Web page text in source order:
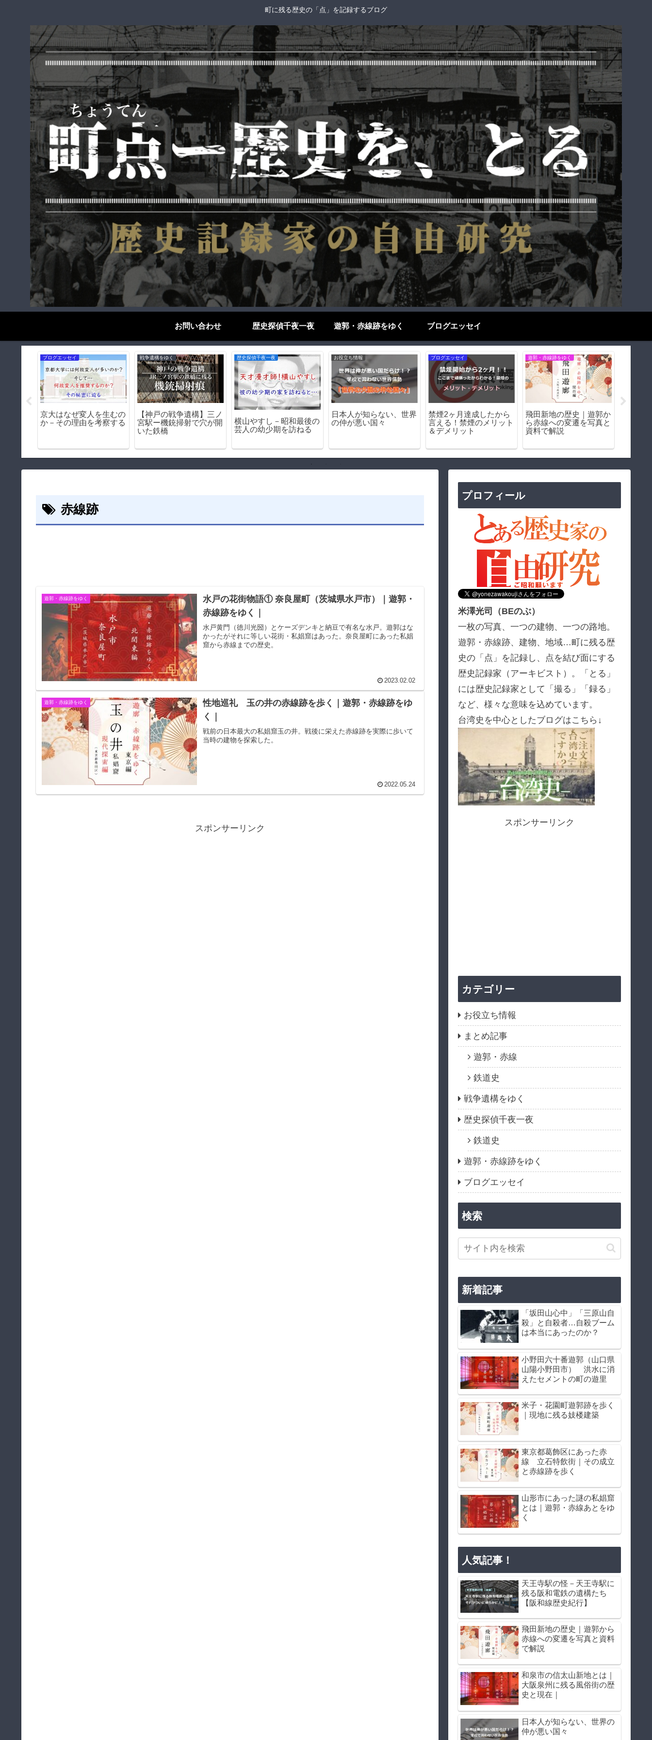
町に残る歴史の「点」を記録するブログ
お問い合わせ 歴史探偵千夜一夜 遊郭・赤線跡をゆく ブログエッセイ
歴史探偵千夜一夜
飛田新地の「嘆きの壁」
｜遊郭を囲った壁の痕跡
歴史探偵千夜一夜
天王寺駅の怪－天王寺駅
に残る阪和電鉄の遺構た
ち【阪和線歴史紀行】
遊郭・赤線跡をゆく
郭ではない！日本最大の
私娼窟の正体
遊郭・赤線跡をゆく
天王新地の歴史（和歌山
県和歌山市）｜遊郭・赤
ブログエッセイ
日本語はなぜ難しい？外
国人が苦戦する5つの理
由をわかりやすく解説！
遊郭・赤線跡をゆく
堺・乳守遊郭（大阪府堺
市）｜遊郭・赤線跡をゆ
く｜
赤線跡
遊郭・赤線跡をゆく
水戸の花街物語① 奈良屋町（茨城県水戸市）｜遊郭・
赤線跡をゆく｜
水戸黄門（徳川光圀）とケーズデンキと納豆で有名な水戸。遊郭はな
かったがそれに等しい花街・私娼窟はあった。奈良屋町にあった私娼
窟から赤線までの歴史。
2023.02.02
遊郭・赤線跡をゆく
性地巡礼 玉の井の赤線跡を歩く｜遊郭・赤線跡をゆ
く｜
戦前の日本最大の私娼窟玉の井。戦後に栄えた赤線跡を実際に歩いて
当時の建物を探索した。
2022.05.24
スポンサーリンク
プロフィール
米澤光司（BEのぶ）
一枚の写真、一つの建物、一つの路地。
遊郭・赤線跡、建物、地域…町に残る歴
史の「点」を記録し、点を結び面にする
歴史記録家（アーキビスト）。「とる」
には歴史記録家として「撮る」「録る」
など、様々な意味を込めています。
台湾史を中心としたブログはこちら↓
スポンサーリンク
カテゴリー
お役立ち情報
まとめ記事
遊郭・赤線
鉄道史
戦争遺構をゆく
歴史探偵千夜一夜
鉄道史
遊郭・赤線跡をゆく
ブログエッセイ
検索
新着記事
「坂田山心中」「三原山自
殺」と自殺者…自殺ブーム
は本当にあったのか？
小野田六十番遊郭（山口県
山陽小野田市） 洪水に消
えたセメントの町の遊里
米子・花園町遊郭跡を歩く
｜現地に残る妓楼建築
東京都葛飾区にあった赤
線 立石特飲街｜その成立
と赤線跡を歩く
山形市にあった謎の私娼窟
とは｜遊郭・赤線あとをゆ
く
人気記事！
天王寺駅の怪－天王寺駅に
残る阪和電鉄の遺構たち
【阪和線歴史紀行】
飛田新地の歴史｜遊郭から
赤線への変遷を写真と資料
で解説
和泉市の信太山新地とは｜
大阪泉州に残る風俗街の歴
史と現在｜
日本人が知らない、世界の
仲が悪い国々